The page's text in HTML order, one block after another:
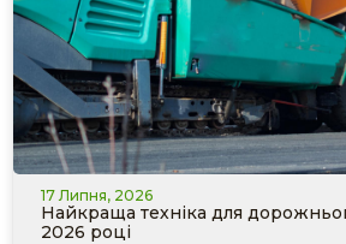
17 Липня, 2026
Найкраща техніка для
2026 році